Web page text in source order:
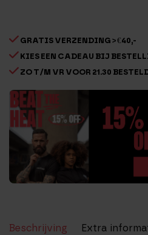
GRATIS VERZENDING > €40,-
KIES EEN CADEAU BIJ
ZO T/M VR VOOR 21.30
Beschrijving
Extra